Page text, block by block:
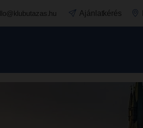
Ajánlatkérés